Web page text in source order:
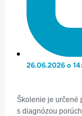
26.06.2026 o
Školenie je určené
s diagnózou